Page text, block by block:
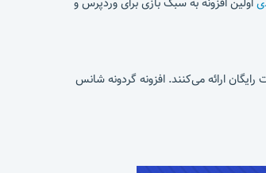
ارائه می‌کنند. افزونه گردونه شانس